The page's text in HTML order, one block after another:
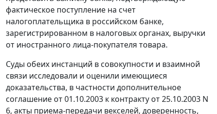
фактическое поступление на счет
налогоплательщика в российском банке,
зарегистрированном в налоговых органах, выручки
от иностранного лица-покупателя товара.
Суды обеих инстанций в совокупности и взаимной
связи исследовали и оценили имеющиеся
доказательства, в частности дополнительное
соглашение от 01.10.2003 к контракту от 25.10.2003 N
6, акты приема-передачи векселей, доверенность,